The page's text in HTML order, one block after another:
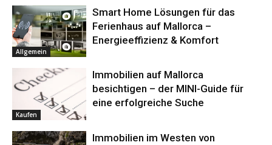
Allgemein
Smart Home Lösungen für das
Ferienhaus auf Mallorca –
Energieeffizienz & Komfort
Kaufen
Immobilien auf Mallorca
besichtigen – der MINI-Guide für
eine erfolgreiche Suche
Immobilien im Westen von